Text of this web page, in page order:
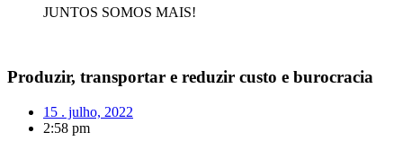
JUNTOS SOMOS MAIS!
Produzir, transportar e reduzir custo e burocracia
15 . julho, 2022
2:58 pm